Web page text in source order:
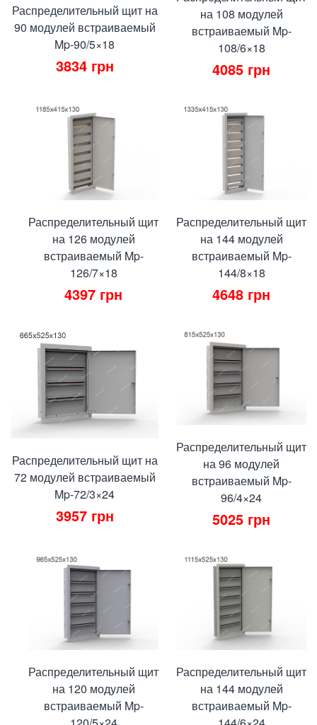
Распределительный щит на
90 модулей встраиваемый
Mp-90/5×18
3834 грн
на 108 модулей
встраиваемый Mp-
108/6×18
4085 грн
Распределительный щит
на 126 модулей
встраиваемый Mp-
126/7×18
4397 грн
Распределительный щит
на 144 модулей
встраиваемый Mp-
144/8×18
4648 грн
Распределительный щит на
72 модулей встраиваемый
Mp-72/3×24
3957 грн
Распределительный щит
на 96 модулей
встраиваемый Mp-
96/4×24
5025 грн
Распределительный щит
на 120 модулей
встраиваемый Mp-
Распределительный щит
на 144 модулей
встраиваемый Mp-